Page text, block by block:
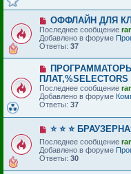
н
и
е
е
с
о
о
б
щ
н
е
Н
о
в
о
е
с
о
б
щ
е
н
и
е
ОФФЛАЙН ДЛЯ
Последнее сообщение
Добавлено в форуме
Ответы: 37
Н
о
в
о
е
с
о
щ
е
н
ПЛАТ,%SELECTORS
Последнее сообщение
Добавлено в форуме
Ответы: 37
Н
в
о
е
⭐️ ⭐️ ⭐️
Последнее сообщение
Добавлено в форуме
Ответы: 30